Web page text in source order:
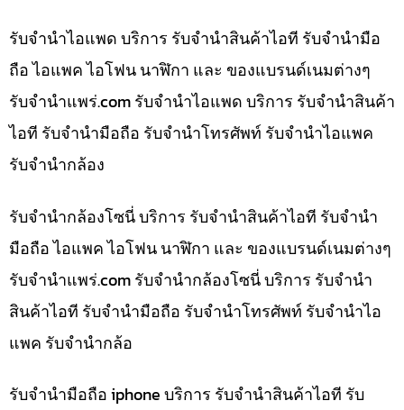
รับจำนำไอแพด บริการ รับจำนำสินค้าไอที รับจำนำมือ
ถือ ไอแพค ไอโฟน นาฬิกา และ ของแบรนด์เนมต่างๆ
รับจํานําแพร่.com รับจำนำไอแพด บริการ รับจำนำสินค้า
ไอที รับจำนำมือถือ รับจำนำโทรศัพท์ รับจำนำไอแพค
รับจำนำกล้อง
รับจำนำกล้องโซนี่ บริการ รับจำนำสินค้าไอที รับจำนำ
มือถือ ไอแพค ไอโฟน นาฬิกา และ ของแบรนด์เนมต่างๆ
รับจํานําแพร่.com รับจำนำกล้องโซนี่ บริการ รับจำนำ
สินค้าไอที รับจำนำมือถือ รับจำนำโทรศัพท์ รับจำนำไอ
แพค รับจำนำกล้อ
รับจำนำมือถือ iphone บริการ รับจำนำสินค้าไอที รับ